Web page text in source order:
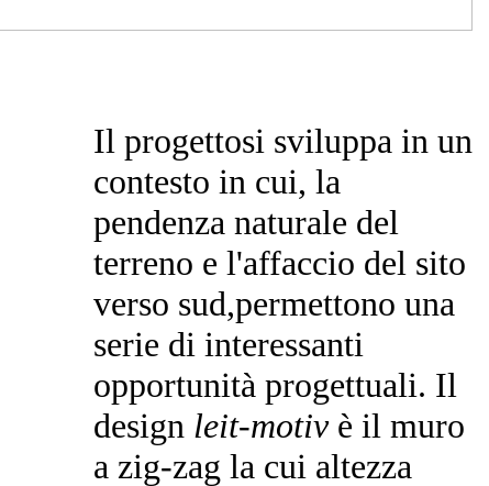
Il progettosi sviluppa in un
contesto in cui, la
pendenza naturale del
terreno e l'affaccio del sito
verso sud,permettono una
serie di interessanti
opportunità progettuali. Il
design leit-motivè il muro
a zig-zag la cui altezza